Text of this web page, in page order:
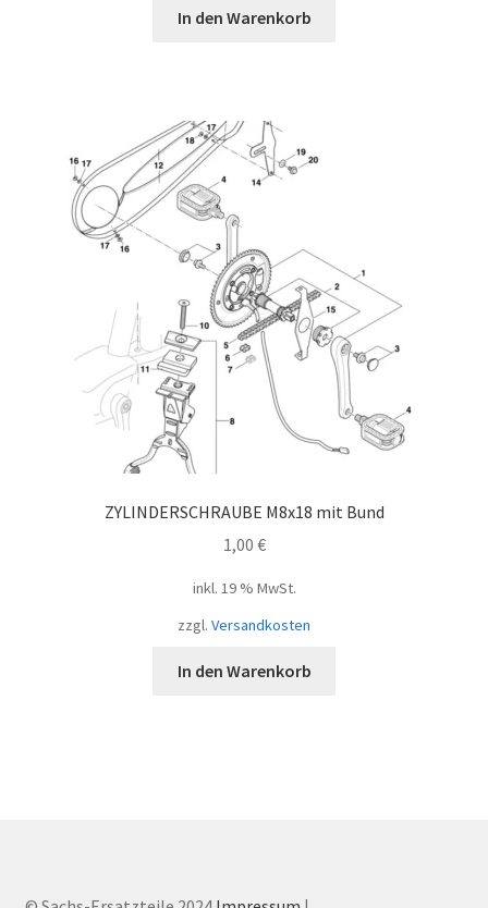
In den Warenkorb
ZYLINDERSCHRAUBE M8x18 mit Bund
1,00 €
inkl. 19 % MwSt.
zzgl. Versandkosten
In den Warenkorb